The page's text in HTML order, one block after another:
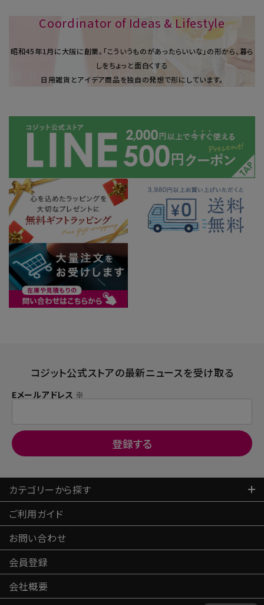
Coordinator of Ideas & Lifestyle
昭和45年1⽉に大阪に創業。「こういうものがあったらいいな」の形から、暮ら
しをちょっと面白くする
日用雑貨とアイデア商品を独自の発想で形にしています。
コジット公式ストアの最新ニュースを受け取る
Eメールアドレス ※
カテゴリーから探す
ご利用ガイド
お問い合わせ
会員登録
会社概要